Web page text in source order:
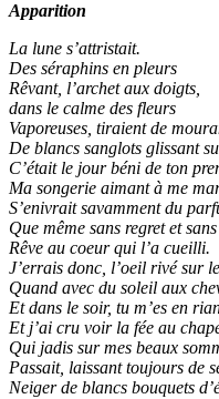
Apparition
La lune s’attristait.
Des séraphins en pleurs
Rêvant, l’archet aux doigts,
dans le calme des fleurs
Vaporeuses, tiraient de
De blancs sanglots glissant
C’était le jour béni de ton
Ma songerie aimant à me
S’enivrait savamment du
Que même sans regret et
Rêve au coeur qui l’a cueilli.
J’errais donc, l’oeil rivé sur
Quand avec du soleil aux
Et dans le soir, tu m’es en
Et j’ai cru voir la fée au
Qui jadis sur mes beaux
Passait, laissant toujours de
Neiger de blancs bouquets